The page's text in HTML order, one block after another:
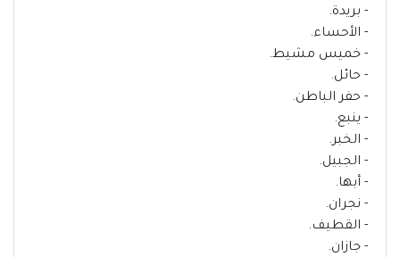
- بريدة.
- الأحساء.
- خميس مشيط.
- حائل.
- حفر الباطن.
- ينبع.
- الخبر.
- الجبيل.
- أبها.
- نجران.
- القطيف.
- جازان.